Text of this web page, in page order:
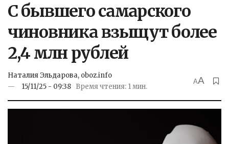
С бывшего самарского
чиновника взыщут более
2,4 млн рублей
Наталия Эльдарова, oboz.info
15/11/25 - 09:38 Время чтения: 1 мин.
AA